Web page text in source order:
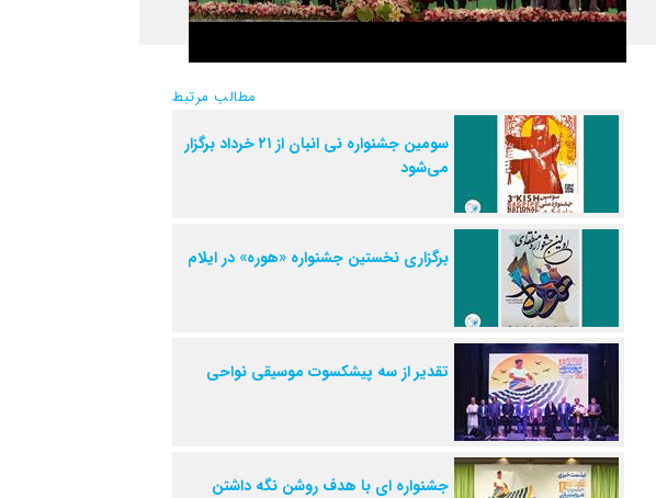
مطالب مرتبط
سومین جشنواره نی انبان از ۲۱ خرداد برگزار
می‌شود
برگزاری نخستین جشنواره «هوره» در ایلام
تقدیر از سه پیشکسوت موسیقی نواحی
جشنواره ای با هدف روشن نگه داشتن